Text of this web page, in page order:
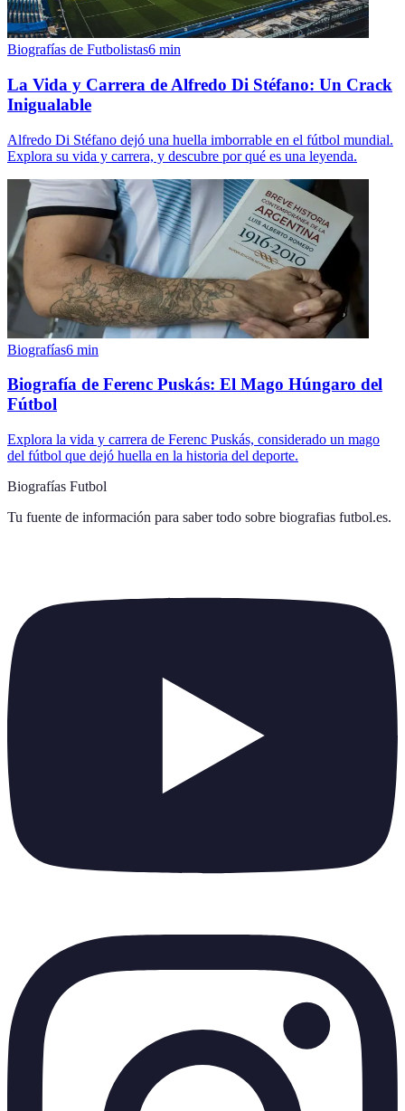
Biografías de Futbolistas6 min
La Vida y Carrera de Alfredo Di Stéfano: Un Crack
Inigualable
Alfredo Di Stéfano dejó una huella imborrable en el fútbol mundial.
Explora su vida y carrera, y descubre por qué es una leyenda.
Biografías6 min
Biografía de Ferenc Puskás: El Mago Húngaro del
Fútbol
Explora la vida y carrera de Ferenc Puskás, considerado un mago
del fútbol que dejó huella en la historia del deporte.
Biografías Futbol
Tu fuente de información para saber todo sobre biografias futbol.es.